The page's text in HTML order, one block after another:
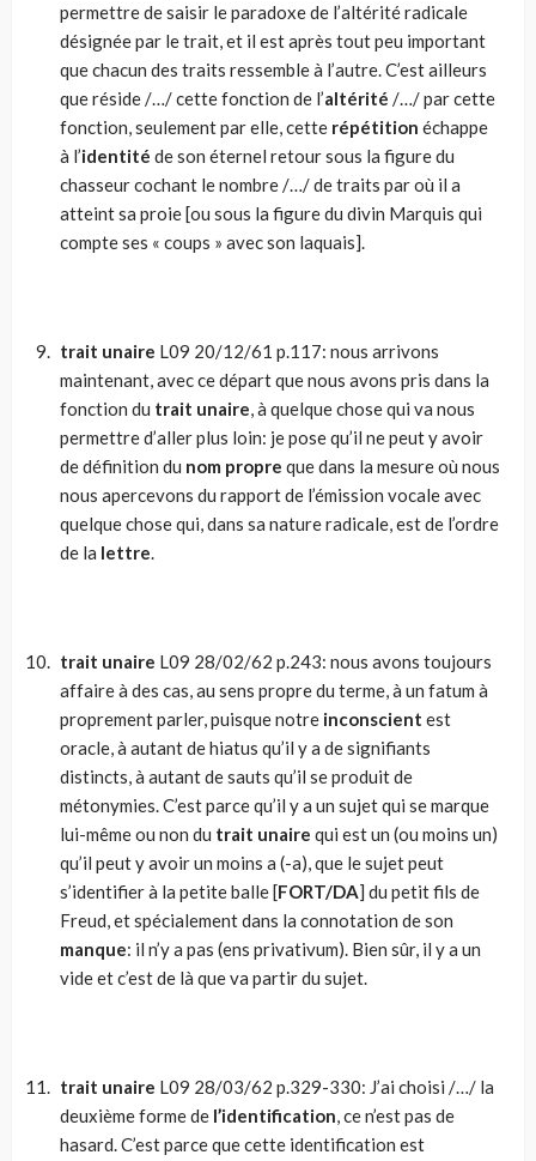
permettre de saisir le paradoxe de l’altérité radicale
désignée par le trait, et il est après tout peu important
que chacun des traits ressemble à l’autre. C’est ailleurs
que réside /…/ cette fonction de l’altérité /…/ par cette
fonction, seulement par elle, cette répétition échappe
à l’identité de son éternel retour sous la figure du
chasseur cochant le nombre /…/ de traits par où il a
atteint sa proie [ou sous la figure du divin Marquis qui
compte ses « coups » avec son laquais].
trait unaire L09 20/12/61 p.117: nous arrivons
maintenant, avec ce départ que nous avons pris dans la
fonction du trait unaire, à quelque chose qui va nous
permettre d’aller plus loin: je pose qu’il ne peut y avoir
de définition du nom propre que dans la mesure où nous
nous apercevons du rapport de l’émission vocale avec
quelque chose qui, dans sa nature radicale, est de l’ordre
de la lettre.
trait unaire L09 28/02/62 p.243: nous avons toujours
affaire à des cas, au sens propre du terme, à un fatum à
proprement parler, puisque notre inconscient est
oracle, à autant de hiatus qu’il y a de signifiants
distincts, à autant de sauts qu’il se produit de
métonymies. C’est parce qu’il y a un sujet qui se marque
lui-même ou non du trait unaire qui est un (ou moins un)
qu’il peut y avoir un moins a (-a), que le sujet peut
s’identifier à la petite balle [FORT/DA] du petit fils de
Freud, et spécialement dans la connotation de son
manque: il n’y a pas (ens privativum). Bien sûr, il y a un
vide et c’est de là que va partir du sujet.
trait unaire L09 28/03/62 p.329-330: J’ai choisi /…/ la
deuxième forme de l’identification, ce n’est pas de
hasard. C’est parce que cette identification est